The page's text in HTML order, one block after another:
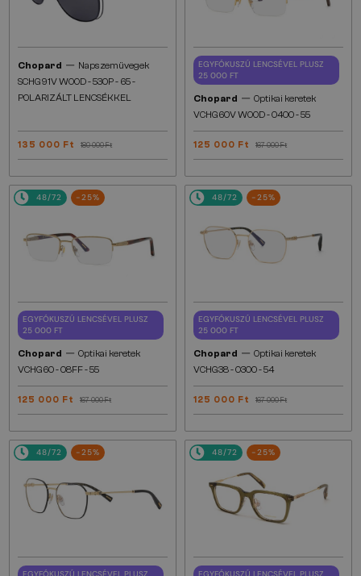
Chopard — Napszemüvegek
SCHG91V WOOD - 530P - 65 -
POLARIZÁLT LENCSÉKKEL
135 000 Ft 180 000 Ft
EGYFÓKUSZÚ LENCSÉVEL PLUSZ
25 000 FT
Chopard — Optikai keretek
VCHG60V WOOD - 0400 - 55
125 000 Ft 167 000 Ft
48/72 -25%
EGYFÓKUSZÚ LENCSÉVEL PLUSZ
25 000 FT
Chopard — Optikai keretek
VCHG60 - 08FF - 55
125 000 Ft 167 000 Ft
48/72 -25%
EGYFÓKUSZÚ LENCSÉVEL PLUSZ
25 000 FT
Chopard — Optikai keretek
VCHG38 - 0300 - 54
125 000 Ft 167 000 Ft
48/72 -25% 48/72 -25%